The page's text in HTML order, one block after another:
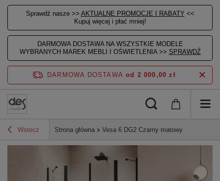
Sprawdź nasze >> AKTUALNE PROMOCJE I RABATY <<
Kupuj więcej i płać mniej!
DARMOWA DOSTAWA NA WSZYSTKIE MODELE
WYBRANYCH MAREK MEBLI I OŚWIETLENIA >> SPRAWDŹ
DARMOWA DOSTAWA od 2 000,00 zł
Wstecz Strona główna Vesa 6 DG2 Czarny matowy